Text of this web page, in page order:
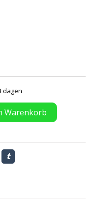
dagen
Warenkorb